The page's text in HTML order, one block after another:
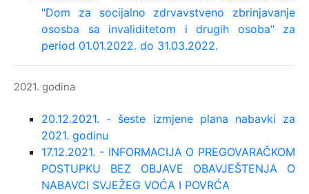
"Dom za socijalno zdrvavstveno zbrinjavanje
ososba sa invaliditetom i drugih osoba" za
period 01.01.2022. do 31.03.2022.
2021. godina
20.12.2021. - šeste izmjene plana nabavki za
2021. godinu
17.12.2021. - INFORMACIJA O PREGOVARAČKOM
POSTUPKU BEZ OBJAVE OBAVJEŠTENJA O
NABAVCI SVJEŽEG VOĆA I POVRĆA